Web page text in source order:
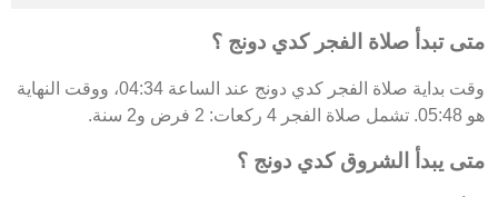
متى تبدأ صلاة الفجر كدي دونج ؟
وقت بداية صلاة الفجر كدي دونج عند الساعة 04:34، ووقت النهاية
هو 05:48. تشمل صلاة الفجر 4 ركعات: 2 فرض و2 سنة.
متى يبدأ الشروق كدي دونج ؟